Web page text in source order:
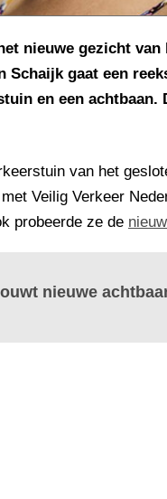
nieuwe gezicht
Schaijk gaat een
en een achtbaan.
van het
Veilig Verkeer
probeerde ze de
nieuwe